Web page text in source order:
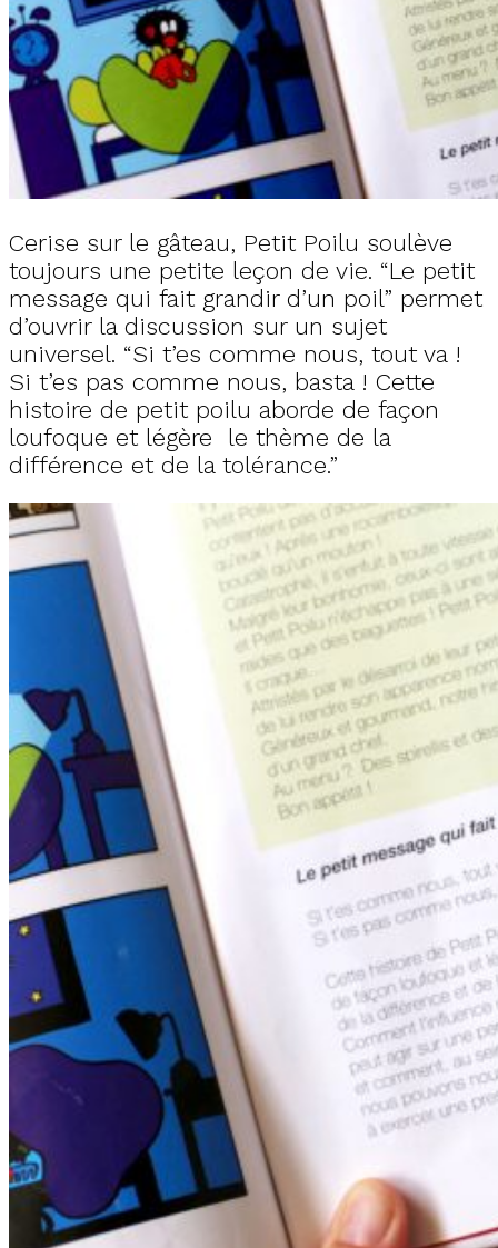
Cerise sur le gâteau, Petit Poilu soulève
toujours une petite leçon de vie. “Le petit
message qui fait grandir d’un poil” permet
d’ouvrir la discussion sur un sujet
universel. “Si t’es comme nous, tout va !
Si t’es pas comme nous, basta ! Cette
histoire de petit poilu aborde de façon
loufoque et légère le thème de la
différence et de la tolérance.”